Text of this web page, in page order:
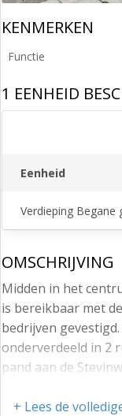
KENMERKEN
Functie
1 EENHEID
Eenheid
Verdieping Begane
OMSCHRIJVING
Midden in het
is bereikbaar met
bedrijven
onderverdeeld in 2
pand aan de
+ Lees de